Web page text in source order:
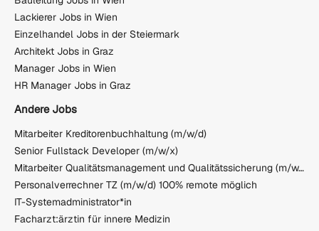
Lackierer Jobs in Wien
Einzelhandel Jobs in der Steiermark
Architekt Jobs in Graz
Manager Jobs in Wien
HR Manager Jobs in Graz
Andere Jobs
Mitarbeiter Kreditorenbuchhaltung (m/w/d)
Senior Fullstack Developer (m/w/x)
Mitarbeiter Qualitätsmanagement und Qualitätssicherung (m/w/d)
Personalverrechner TZ (m/w/d) 100% remote möglich
IT-Systemadministrator*in
Facharzt:ärztin für innere Medizin